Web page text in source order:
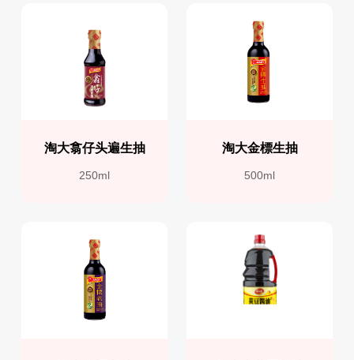
淘大翕仔头遍生抽
250ml
淘大金標生抽
500ml